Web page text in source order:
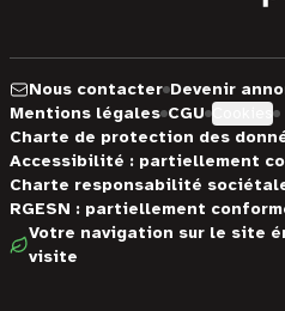
Nous contacter Devenir
Mentions légales CGU
Charte de protection des
Accessibilité : partiellement
Charte responsabilité
RGESN : partiellement
Votre navigation sur le site
visite